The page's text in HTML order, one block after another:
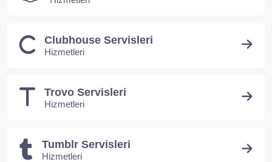
Clubhouse Servisleri
Hizmetleri
Trovo Servisleri
Hizmetleri
Tumblr Servisleri
Hizmetleri